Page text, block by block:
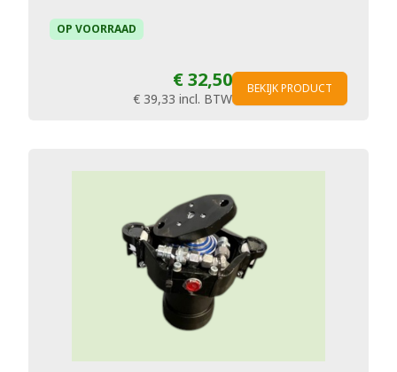
OP VOORRAAD
€ 32,50
€ 39,33 incl. BTW
BEKIJK PRODUCT